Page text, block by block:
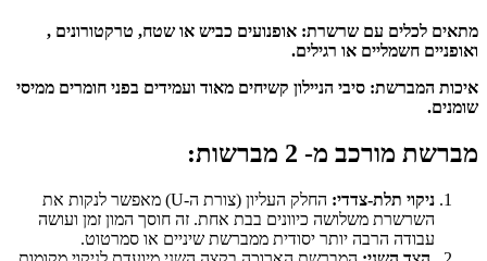
מתאים לכלים עם שרשרת: אופנועים כביש או שטח, טרקטורונים ,
ואופניים חשמליים או רגילים.
איכות המברשת: סיבי הניילון קשיחים מאוד ועמידים בפני חומרים ממיסי
שומנים.
מברשת מורכב מ- 2 מברשות:
ניקוי תלת-צדדי:
החלק העליון (צורת ה-U) מאפשר לנקות את
השרשרת משלושה כיוונים בבת אחת. זה חוסך המון זמן ועושה
עבודה הרבה יותר יסודית ממברשת שיניים או סמרטוט.